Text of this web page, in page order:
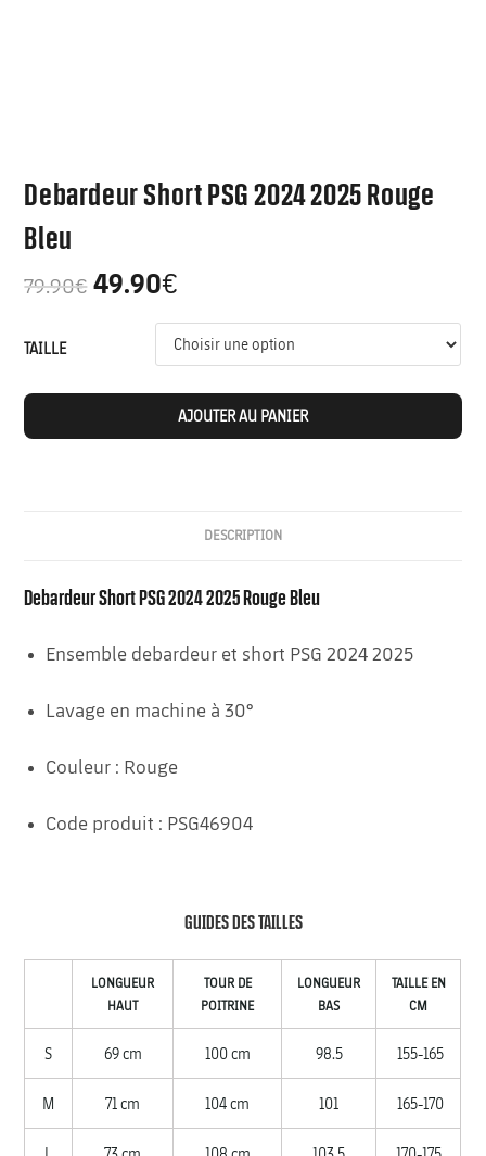
Debardeur Short PSG 2024 2025 Rouge
Bleu
79.90€ 49.90€
TAILLE
AJOUTER AU PANIER
DESCRIPTION
Debardeur Short PSG 2024 2025 Rouge Bleu
Ensemble debardeur et short PSG 2024 2025
Lavage en machine à 30°
Couleur : Rouge
Code produit : PSG46904
GUIDES DES TAILLES
LONGUEUR
HAUT
TOUR DE
POITRINE
LONGUEUR
BAS
TAILLE EN
CM
S 69 cm 100 cm 98.5 155-165
M 71 cm 104 cm 101 165-170